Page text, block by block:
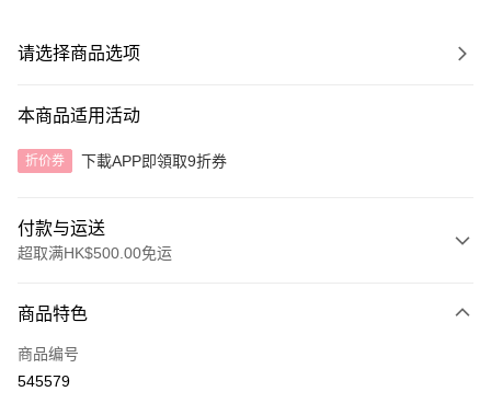
请选择商品选项
本商品适用活动
折价券 下載APP即領取9折券
付款与运送
超取满HK$500.00免运
信用卡
AlipayHK
商品特色
商品编号
545579